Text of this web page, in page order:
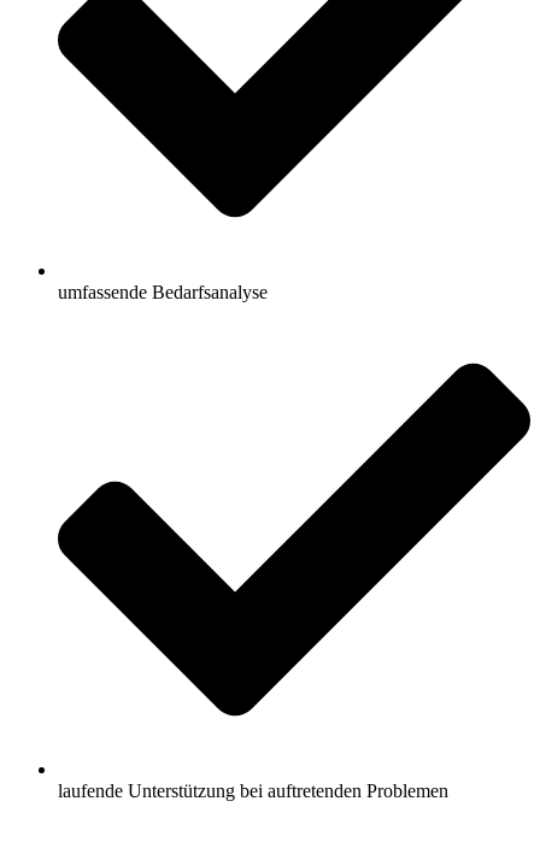
umfassende Bedarfsanalyse
laufende Unterstützung bei auftretenden Problemen